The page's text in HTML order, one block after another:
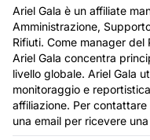
Ariel Gala è un affiliate
Amministrazione,
Rifiuti. Come manager del
Ariel Gala concentra
livello globale. Ariel Gala
monitoraggio e
affiliazione. Per
una email per ricevere